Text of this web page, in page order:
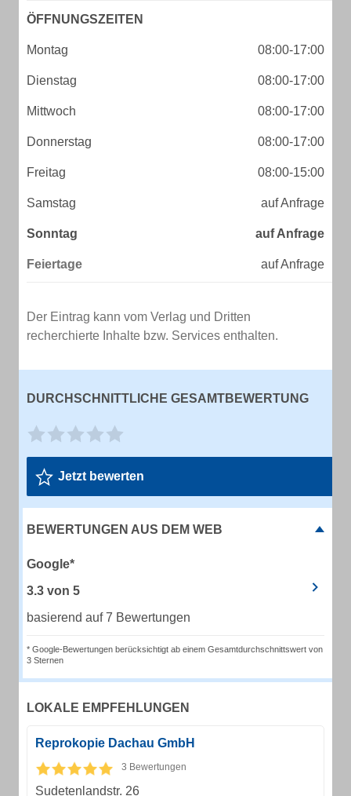
ÖFFNUNGSZEITEN
Montag 08:00-17:00
Dienstag 08:00-17:00
Mittwoch 08:00-17:00
Donnerstag 08:00-17:00
Freitag 08:00-15:00
Samstag auf Anfrage
Sonntag auf Anfrage
Feiertage auf Anfrage
Der Eintrag kann vom Verlag und Dritten
recherchierte Inhalte bzw. Services enthalten.
DURCHSCHNITTLICHE GESAMTBEWERTUNG
Jetzt bewerten
BEWERTUNGEN AUS DEM WEB
Google*
3.3 von 5
basierend auf 7 Bewertungen
* Google-Bewertungen berücksichtigt ab einem Gesamtdurchschnittswert von
3 Sternen
LOKALE EMPFEHLUNGEN
Reprokopie Dachau GmbH
3 Bewertungen
Sudetenlandstr. 26